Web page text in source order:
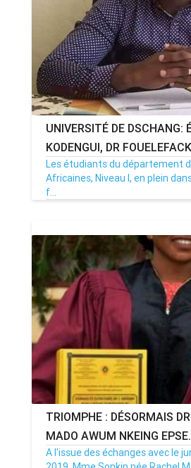
UNIVERSITÉ DE DSCHANG:
KODENGUI, DR
Les étudiants du département
Africaines, Niveau I, en plein
f...
TRIOMPHE : DÉSORMAIS
MADO AWUM NKEING
A l'issue des échanges avec le